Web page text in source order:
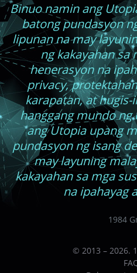
Binuo namin ang
batong pundasyon
lipunan na may
ng kakayahan sa
henerasyon na
privacy,
karapatan, at hugis-
hanggang mundo
ang Utopia upang
pundasyon ng isang
may layuning
kakayahan sa mga
na ipahayag
1984
© 2013 – 2026.